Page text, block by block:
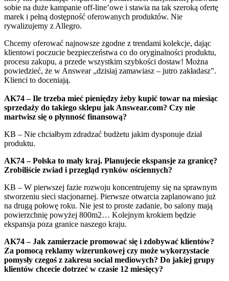
sobie na duże kampanie off-line’owe i stawia na tak szeroką ofertę
marek i pełną dostępność oferowanych produktów. Nie
rywalizujemy z Allegro.
Chcemy oferować najnowsze zgodne z trendami kolekcje, dając
klientowi poczucie bezpieczeństwa co do oryginalności produktu,
procesu zakupu, a przede wszystkim szybkości dostaw! Można
powiedzieć, że w Answear „dzisiaj zamawiasz – jutro zakładasz”.
Klienci to doceniają.
AK74 – Ile trzeba mieć pieniędzy żeby kupić towar na miesiąc
sprzedaży do takiego sklepu jak Answear.com? Czy nie
martwisz się o płynność finansową?
KB – Nie chciałbym zdradzać budżetu jakim dysponuje dział
produktu.
AK74 – Polska to mały kraj. Planujecie ekspansje za granicę?
Zrobiliście zwiad i przegląd rynków ościennych?
KB – W pierwszej fazie rozwoju koncentrujemy się na sprawnym
stworzeniu sieci stacjonarnej. Pierwsze otwarcia zaplanowano już
na drugą połowę roku. Nie jest to proste zadanie, bo salony mają
powierzchnię powyżej 800m2… Kolejnym krokiem będzie
ekspansja poza granice naszego kraju.
AK74 – Jak zamierzacie promować się i zdobywać klientów?
Za pomocą reklamy wizerunkowej czy może wykorzystacie
pomysły czegoś z zakresu social mediowych? Do jakiej grupy
klientów chcecie dotrzeć w czasie 12 miesięcy?